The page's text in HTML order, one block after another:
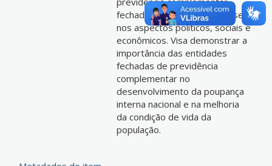
fechada brasileira, com ênfase
nos aspectos políticos, sociais e
econômicos. Visa demonstrar a
importância das entidades
fechadas de previdência
complementar no
desenvolvimento da poupança
interna nacional e na melhoria
da condição de vida da
população.